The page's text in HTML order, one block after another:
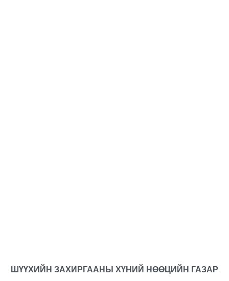
ШҮҮХИЙН ЗАХИРГААНЫ ХҮНИЙ НӨӨЦИЙН ГАЗАР